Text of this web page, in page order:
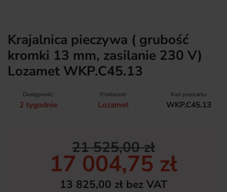
Krajalnica pieczywa ( grubość
kromki 13 mm, zasilanie 230 V)
Lozamet WKP.C45.13
Dostępność:
2 tygodnie
Producent:
Lozamet
Kod produktu:
WKP.C45.13
21 525,00 zł
17 004,75 zł
13 825,00 zł bez VAT